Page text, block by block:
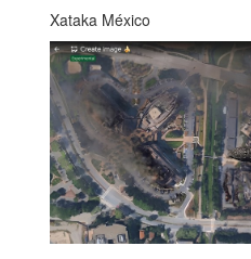
Xataka México